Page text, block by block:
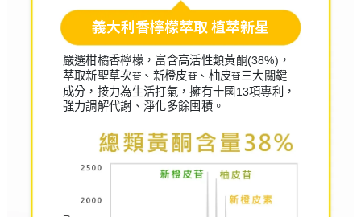
義大利香檸檬萃取 植萃新星
嚴選柑橘香檸檬，富含高活性類黃酮(38%)，
萃取新聖草次苷 、新橙皮苷 、柚皮苷三大關鍵
成分，接力為生活打氣，擁有十國13項專利，
強力調解代謝、淨化多餘囤積。